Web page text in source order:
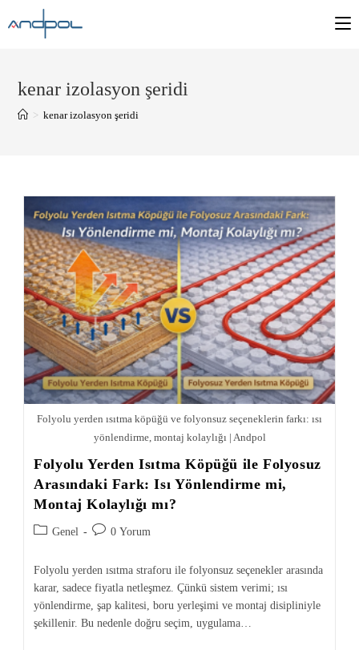
kenar izolasyon şeridi
> kenar izolasyon şeridi
Folyolu yerden ısıtma köpüğü ve folyonsuz seçeneklerin farkı: ısı
yönlendirme, montaj kolaylığı | Andpol
Folyolu Yerden Isıtma Köpüğü ile Folyosuz
Arasındaki Fark: Isı Yönlendirme mi,
Montaj Kolaylığı mı?
Genel 0 Yorum
Folyolu yerden ısıtma straforu ile folyonsuz seçenekler arasında
karar, sadece fiyatla netleşmez. Çünkü sistem verimi; ısı
yönlendirme, şap kalitesi, boru yerleşimi ve montaj disipliniyle
şekillenir. Bu nedenle doğru seçim, uygulama…